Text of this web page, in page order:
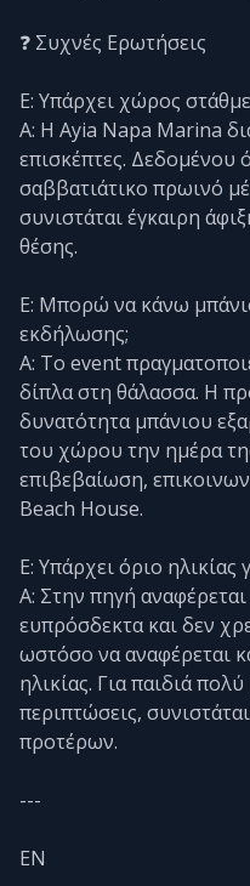
❓ Συχνές Ερωτήσεις
Ε: Υπάρχει χώρος
Α: Η Ayia Napa Marina
επισκέπτες. Δεδομένου
σαββατιάτικο πρωινό
συνιστάται έγκαιρη
θέσης.
Ε: Μπορώ να κάνω
εκδήλωσης;
Α: Το event
δίπλα στη θάλασσα. Η
δυνατότητα μπάνιου
του χώρου την ημέρα
επιβεβαίωση,
Beach House.
Ε: Υπάρχει όριο ηλικίας
Α: Στην πηγή αναφέρεται
ευπρόσδεκτα και δεν
ωστόσο να αναφέρεται
ηλικίας. Για παιδιά
περιπτώσεις,
προτέρων.
---
EN